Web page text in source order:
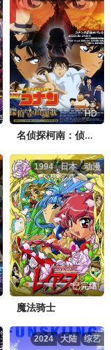
HD
名侦探柯南：侦探们的镇魂歌
动漫
日本
1994
已完结
魔法骑士
综艺
大陆
2024